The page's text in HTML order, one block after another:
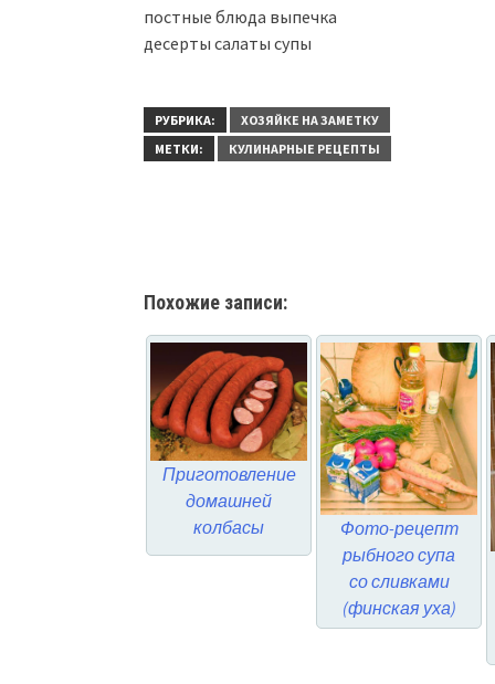
постные блюда выпечка
десерты салаты супы
РУБРИКА:
ХОЗЯЙКЕ НА ЗАМЕТКУ
МЕТКИ:
КУЛИНАРНЫЕ РЕЦЕПТЫ
Похожие записи:
Приготовление
домашней
колбасы
Фото-рецепт
рыбного супа
со сливками
(финская уха)